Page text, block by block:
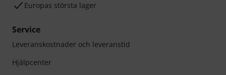
Europas största lager
Service
Leveranskostnader och leveranstid
Hjälpcenter